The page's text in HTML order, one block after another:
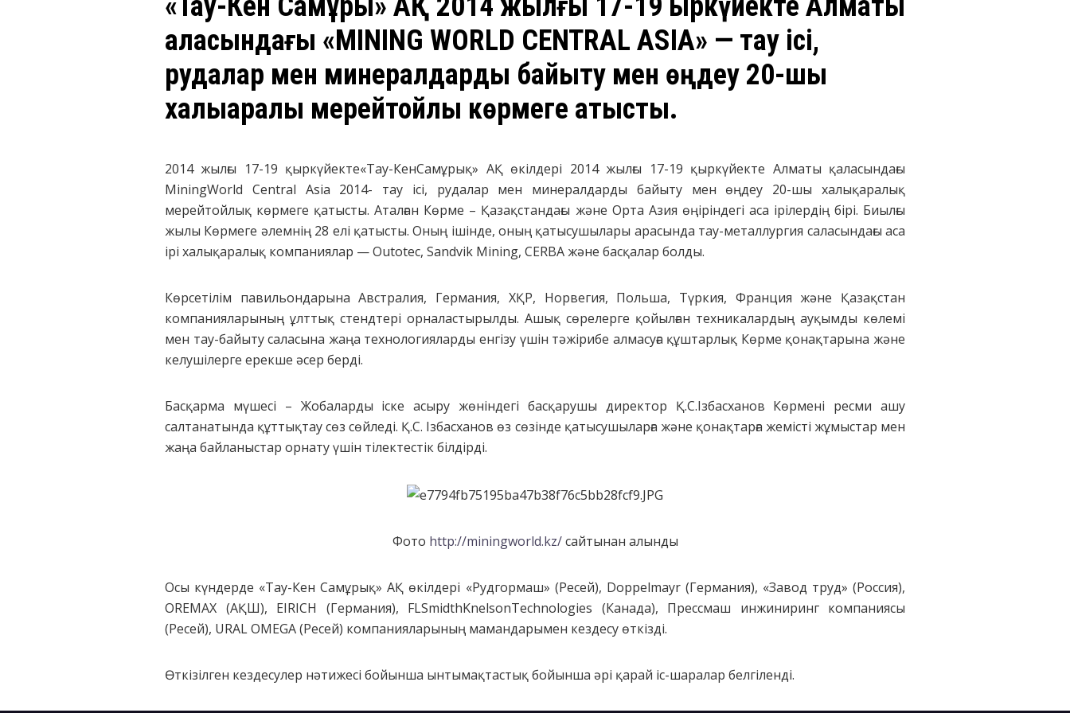
қаласындағы «MINING WORLD CENTRAL ASIA» — тау ісі,
рудалар мен минералдарды байыту мен өңдеу 20-шы
халықаралық мерейтойлық көрмеге қатысты.
2014 жылғы 17-19 қыркүйекте«Тау-КенСамұрық» АҚ өкілдері 2014 жылғы 17-19 қыркүйекте Алматы қаласындағы
MiningWorld Central Asia 2014- тау ісі, рудалар мен минералдарды байыту мен өңдеу 20-шы халықаралық
мерейтойлық көрмеге қатысты. Аталған Көрме – Қазақстандағы және Орта Азия өңіріндегі аса ірілердің бірі. Биылғы
жылы Көрмеге әлемнің 28 елі қатысты. Оның ішінде, оның қатысушылары арасында тау-металлургия саласындағы аса
ірі халықаралық компаниялар — Outotec, Sandvik Mining, CERBA және басқалар болды.
Көрсетілім павильондарына Австралия, Германия, ХҚР, Норвегия, Польша, Түркия, Франция және Қазақстан
компанияларының ұлттық стендтері орналастырылды. Ашық сөрелерге қойылған техникалардың ауқымды көлемі
мен тау-байыту саласына жаңа технологияларды енгізу үшін тәжірибе алмасуға құштарлық Көрме қонақтарына және
келушілерге ерекше әсер берді.
Басқарма мүшесі – Жобаларды іске асыру жөніндегі басқарушы директор Қ.С.Ізбасханов Көрмені ресми ашу
салтанатында құттықтау сөз сөйледі. Қ.С. Ізбасханов өз сөзінде қатысушыларға және қонақтарға жемісті жұмыстар мен
жаңа байланыстар орнату үшін тілектестік білдірді.
Фото http://miningworld.kz/сайтынан алынды
Осы күндерде «Тау-Кен Самұрық» АҚ өкілдері «Рудгормаш» (Ресей), Doppelmayr (Германия), «Завод труд» (Россия),
OREMAX (АҚШ), EIRICH (Германия), FLSmidthKnelsonTechnologies (Канада), Прессмаш инжиниринг компаниясы
(Ресей), URAL OMEGA (Ресей) компанияларының мамандарымен кездесу өткізді.
Өткізілген кездесулер нәтижесі бойынша ынтымақтастық бойынша әрі қарай іс-шаралар белгіленді.